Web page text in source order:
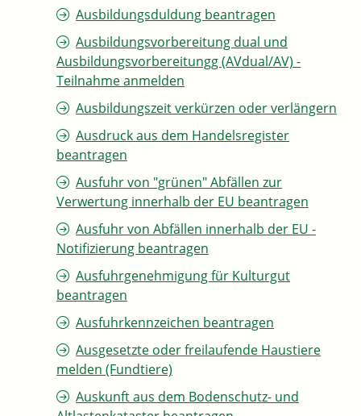
Ausbildungsduldung beantragen
Ausbildungsvorbereitung dual und
Ausbildungsvorbereitungg (AVdual/AV) -
Teilnahme anmelden
Ausbildungszeit verkürzen oder verlängern
Ausdruck aus dem Handelsregister
beantragen
Ausfuhr von "grünen" Abfällen zur
Verwertung innerhalb der EU beantragen
Ausfuhr von Abfällen innerhalb der EU -
Notifizierung beantragen
Ausfuhrgenehmigung für Kulturgut
beantragen
Ausfuhrkennzeichen beantragen
Ausgesetzte oder freilaufende Haustiere
melden (Fundtiere)
Auskunft aus dem Bodenschutz- und